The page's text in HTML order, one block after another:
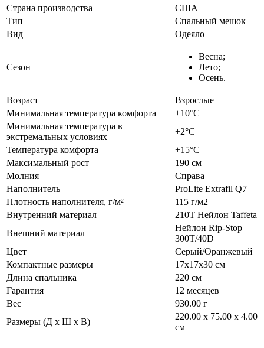
Страна производства
США
Тип
Спальный мешок
Вид
Одеяло
Сезон
Весна;
Лето;
Осень.
Возраст
Взрослые
Минимальная температура комфорта
+10°C
Минимальная температура в
экстремальных условиях
+2°C
Температура комфорта
+15°C
Максимальный рост
190 см
Молния
Справа
Наполнитель
ProLite Extrafil Q7
Плотность наполнителя, г/м²
115 г/м2
Внутренний материал
210T Нейлон Taffeta
Внешний материал
Нейлон Rip-Stop
300T/40D
Цвет
Серый/Оранжевый
Компактные размеры
17x17x30 см
Длина спальника
220 см
Гарантия
12 месяцев
Вес
930.00 г
Размеры (Д х Ш х В)
220.00 x 75.00 x 4.00
см